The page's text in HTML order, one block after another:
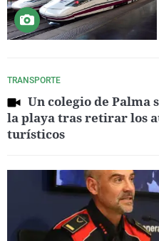
TRANSPORTE
Un colegio de Palma
la playa tras retirar los
turísticos